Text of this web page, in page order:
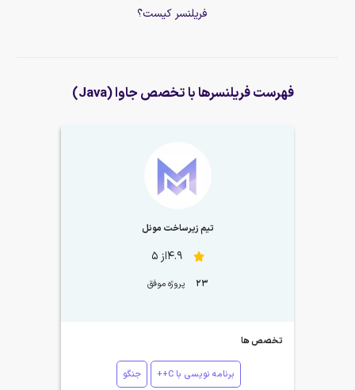
فریلنسر کیست؟
فهرست فریلنسرها با تخصص جاوا (Java)
تیم زیرساخت مونل
4.9از 5
23 پروژه موفق
تخصص ها
برنامه نویسی با C++ جنگو